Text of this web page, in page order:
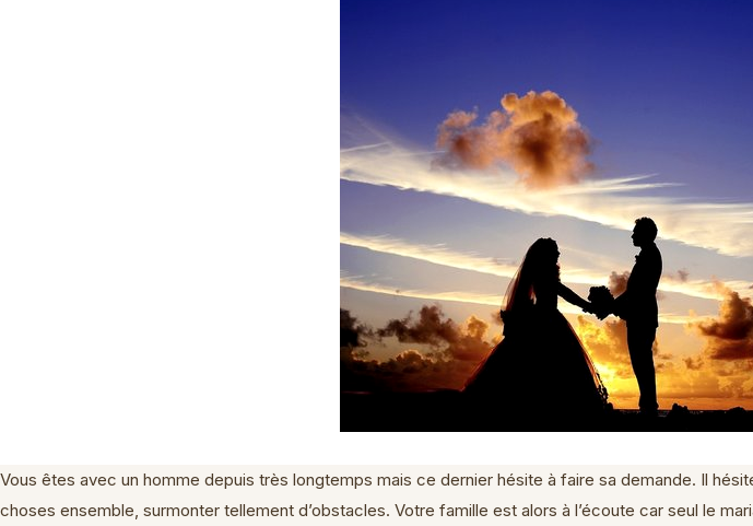
Vous êtes avec un homme depuis très longtemps mais ce dernier hésite à faire sa demande. Il
choses ensemble, surmonter tellement d’obstacles. Votre famille est alors à l’écoute car seul le